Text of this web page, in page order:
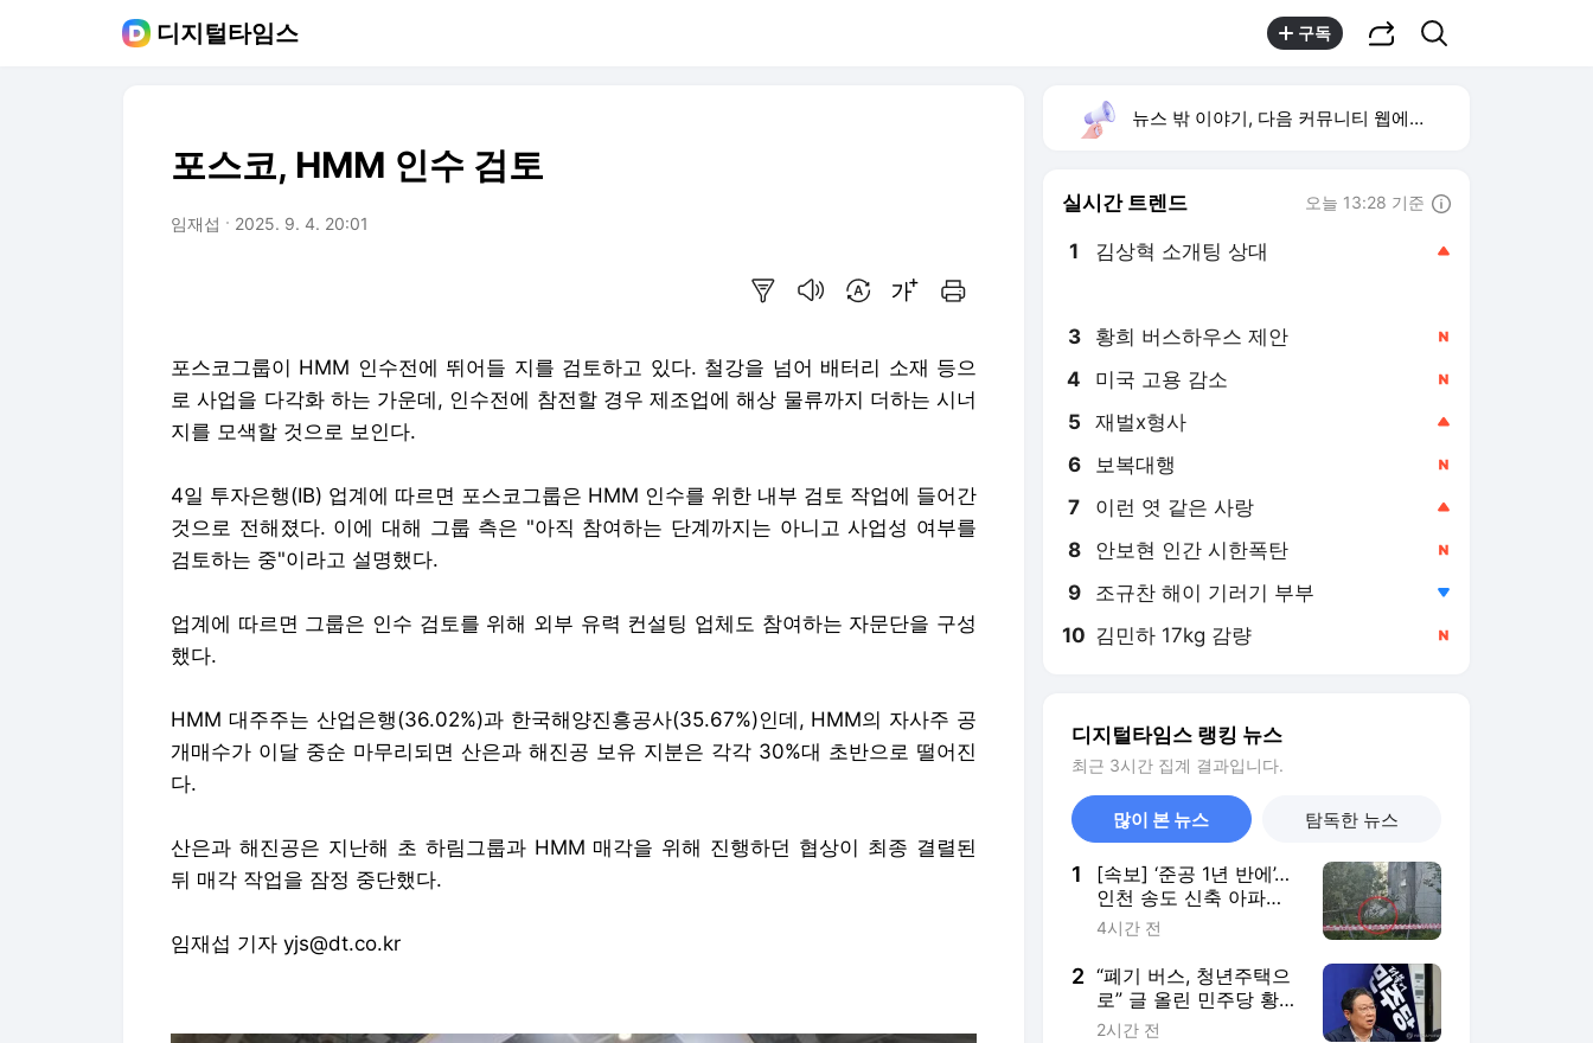
디지털타임스 구독
포스코, HMM 인수 검토
임재섭 2025. 9. 4. 20:01
포스코그룹이 HMM 인수전에 뛰어들 지를 검토하고 있다. 철강을 넘어 배터리 소재 등으
로 사업을 다각화 하는 가운데, 인수전에 참전할 경우 제조업에 해상 물류까지 더하는 시너
지를 모색할 것으로 보인다.
4일 투자은행(IB) 업계에 따르면 포스코그룹은 HMM 인수를 위한 내부 검토 작업에 들어간
것으로 전해졌다. 이에 대해 그룹 측은 "아직 참여하는 단계까지는 아니고 사업성 여부를
검토하는 중"이라고 설명했다.
업계에 따르면 그룹은 인수 검토를 위해 외부 유력 컨설팅 업체도 참여하는 자문단을 구성
했다.
HMM 대주주는 산업은행(36.02%)과 한국해양진흥공사(35.67%)인데, HMM의 자사주 공
개매수가 이달 중순 마무리되면 산은과 해진공 보유 지분은 각각 30%대 초반으로 떨어진
다.
산은과 해진공은 지난해 초 하림그룹과 HMM 매각을 위해 진행하던 협상이 최종 결렬된
뒤 매각 작업을 잠정 중단했다.
임재섭 기자 yjs@dt.co.kr
뉴스 밖 이야기, 다음 커뮤니티 웹에서 보기
실시간 트렌드 오늘 13:28 기준
1 김상혁 소개팅 상대
3 황희 버스하우스 제안
4 미국 고용 감소
5 재벌x형사
6 보복대행
7 이런 엿 같은 사랑
8 안보현 인간 시한폭탄
9 조규찬 해이 기러기 부부
10 김민하 17kg 감량
디지털타임스 랭킹 뉴스
최근 3시간 집계 결과입니다.
많이 본 뉴스 탐독한 뉴스
1
[속보] ‘준공 1년 반에’…
인천 송도 신축 아파트
테라스 무너져
4시간 전
2 “폐기 버스, 청년주택으
로” 글 올린 민주당 황
희…국힘 “청년 세대 모
2시간 전